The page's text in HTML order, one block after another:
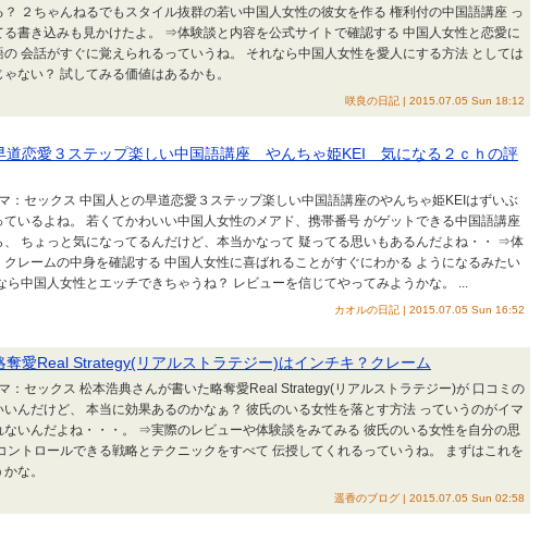
？ ２ちゃんねるでもスタイル抜群の若い中国人女性の彼女を作る 権利付の中国語講座 っ
る書き込みも見かけたよ。 ⇒体験談と内容を公式サイトで確認する 中国人女性と恋愛に
の 会話がすぐに覚えられるっていうね。 それなら中国人女性を愛人にする方法 としては
ゃない？ 試してみる価値はあるかも。
咲良の日記 | 2015.07.05 Sun 18:12
道恋愛３ステップ楽しい中国語講座 やんちゃ姫KEI 気になる２ｃｈの評
：セックス 中国人との早道恋愛３ステップ楽しい中国語講座のやんちゃ姫KEIはずいぶ
ているよね。 若くてかわいい中国人女性のメアド、携帯番号 がゲットできる中国語講座
、 ちょっと気になってるんだけど、本当かなって 疑ってる思いもあるんだよね・・ ⇒体
クレームの中身を確認する 中国人女性に喜ばれることがすぐにわかる ようになるみたい
ら中国人女性とエッチできちゃうね？ レビューを信じてやってみようかな。 ...
カオルの日記 | 2015.07.05 Sun 16:52
愛Real Strategy(リアルストラテジー)はインチキ？クレーム
：セックス 松本浩典さんが書いた略奪愛Real Strategy(リアルストラテジー)が 口コミの
いんだけど、 本当に効果あるのかなぁ？ 彼氏のいる女性を落とす方法 っていうのがイマ
ないんだよね・・・。 ⇒実際のレビューや体験談をみてみる 彼氏のいる女性を自分の思
ントロールできる戦略とテクニックをすべて 伝授してくれるっていうね。 まずはこれを
かな。
遥香のブログ | 2015.07.05 Sun 02:58